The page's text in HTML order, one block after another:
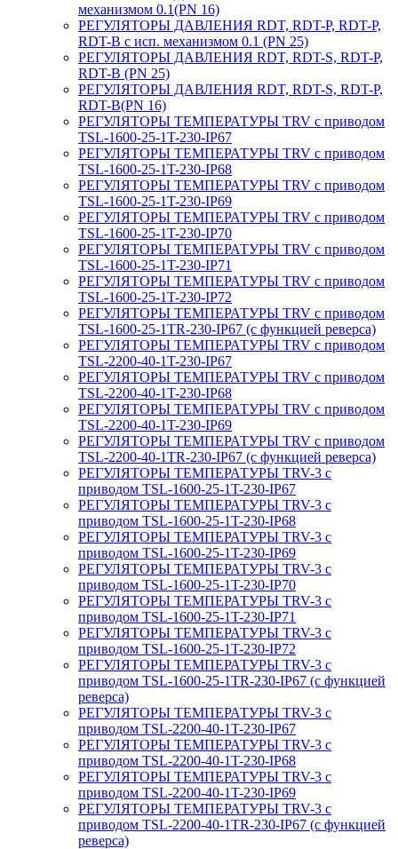
механизмом 0.1(PN 16)
РЕГУЛЯТОРЫ ДАВЛЕНИЯ RDT, RDT-P, RDT-P,
RDT-B с исп. механизмом 0.1 (PN 25)
РЕГУЛЯТОРЫ ДАВЛЕНИЯ RDT, RDT-S, RDT-P,
RDT-B (PN 25)
РЕГУЛЯТОРЫ ДАВЛЕНИЯ RDT, RDT-S, RDT-P,
RDT-B(PN 16)
РЕГУЛЯТОРЫ ТЕМПЕРАТУРЫ TRV с приводом
TSL-1600-25-1T-230-IP67
РЕГУЛЯТОРЫ ТЕМПЕРАТУРЫ TRV с приводом
TSL-1600-25-1T-230-IP68
РЕГУЛЯТОРЫ ТЕМПЕРАТУРЫ TRV с приводом
TSL-1600-25-1T-230-IP69
РЕГУЛЯТОРЫ ТЕМПЕРАТУРЫ TRV с приводом
TSL-1600-25-1T-230-IP70
РЕГУЛЯТОРЫ ТЕМПЕРАТУРЫ TRV с приводом
TSL-1600-25-1T-230-IP71
РЕГУЛЯТОРЫ ТЕМПЕРАТУРЫ TRV с приводом
TSL-1600-25-1T-230-IP72
РЕГУЛЯТОРЫ ТЕМПЕРАТУРЫ TRV с приводом
TSL-1600-25-1TR-230-IP67 (с функцией реверса)
РЕГУЛЯТОРЫ ТЕМПЕРАТУРЫ TRV с приводом
TSL-2200-40-1T-230-IP67
РЕГУЛЯТОРЫ ТЕМПЕРАТУРЫ TRV с приводом
TSL-2200-40-1T-230-IP68
РЕГУЛЯТОРЫ ТЕМПЕРАТУРЫ TRV с приводом
TSL-2200-40-1T-230-IP69
РЕГУЛЯТОРЫ ТЕМПЕРАТУРЫ TRV с приводом
TSL-2200-40-1TR-230-IP67 (с функцией реверса)
РЕГУЛЯТОРЫ ТЕМПЕРАТУРЫ TRV-3 с
приводом TSL-1600-25-1T-230-IP67
РЕГУЛЯТОРЫ ТЕМПЕРАТУРЫ TRV-3 с
приводом TSL-1600-25-1T-230-IP68
РЕГУЛЯТОРЫ ТЕМПЕРАТУРЫ TRV-3 с
приводом TSL-1600-25-1T-230-IP69
РЕГУЛЯТОРЫ ТЕМПЕРАТУРЫ TRV-3 с
приводом TSL-1600-25-1T-230-IP70
РЕГУЛЯТОРЫ ТЕМПЕРАТУРЫ TRV-3 с
приводом TSL-1600-25-1T-230-IP71
РЕГУЛЯТОРЫ ТЕМПЕРАТУРЫ TRV-3 с
приводом TSL-1600-25-1T-230-IP72
РЕГУЛЯТОРЫ ТЕМПЕРАТУРЫ TRV-3 с
приводом TSL-1600-25-1TR-230-IP67 (с функцией
реверса)
РЕГУЛЯТОРЫ ТЕМПЕРАТУРЫ TRV-3 с
приводом TSL-2200-40-1T-230-IP67
РЕГУЛЯТОРЫ ТЕМПЕРАТУРЫ TRV-3 с
приводом TSL-2200-40-1T-230-IP68
РЕГУЛЯТОРЫ ТЕМПЕРАТУРЫ TRV-3 с
приводом TSL-2200-40-1T-230-IP69
РЕГУЛЯТОРЫ ТЕМПЕРАТУРЫ TRV-3 с
приводом TSL-2200-40-1TR-230-IP67 (с функцией
реверса)